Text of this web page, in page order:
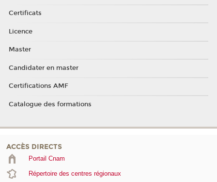
Certificats
Licence
Master
Candidater en master
Certifications AMF
Catalogue des formations
ACCÈS DIRECTS
Portail Cnam
Répertoire des centres régionaux